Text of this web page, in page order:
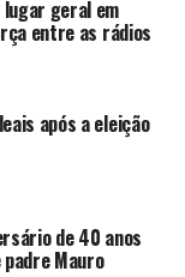
lugar geral em
entre as rádios
após a eleição
de 40 anos
Mauro